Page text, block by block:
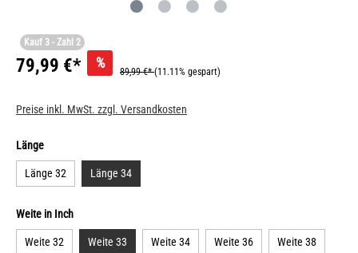
Kauf 3 - Zahl 2
79,99 €* %
89,99 €*(11.11% gespart)
Preise inkl. MwSt. zzgl. Versandkosten
Länge
Länge 32 Länge 34
Weite in Inch
Weite 32 Weite 33 Weite 34 Weite 36 Weite 38